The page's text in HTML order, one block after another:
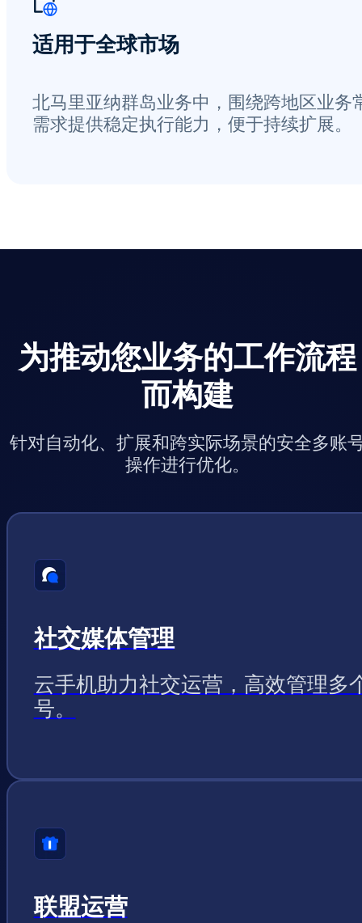
适用于全球市场
北马里亚纳群岛业务中，围绕跨地区业务
需求提供稳定执行能力，便于持续扩展。
为推动您业务的工作流程
而构建
针对自动化、扩展和跨实际场景的安全多账
操作进行优化。
社交媒体管理
云手机助力社交运营，高效管理多
号。
联盟运营